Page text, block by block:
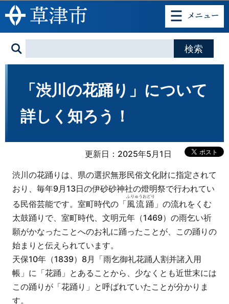
このページの本文へ移動
「渋川の花踊り」について
詳しく知ろう！
更新日：2025年5月1日
渋川の花踊りは、県の選択無形民俗文化財に指定されて
おり、毎年9月13日の伊砂砂神社の燈明祭で行われてい
る民俗芸能です。室町時代の「風流踊
ふりゅうおどり
」の流れをくむ
太鼓踊りで、室町時代、文明元年（1469）の雨乞い祈
願がかなったことへのお礼に踊ったことが、この踊りの
始まりと伝えられています。
天保10年（1839）8月「雨乞御礼花踊人割并諸入用
帳」に「花踊」とあることから、少なくとも近世末には
この踊りが「花踊り」と呼ばれていたことが分かりま
す。